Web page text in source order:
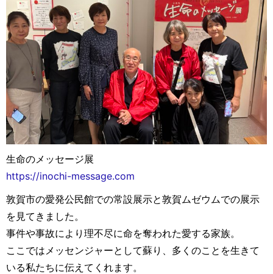
生命のメッセージ展
https://inochi-message.com
敦賀市の愛発公民館での常設展示と敦賀ムゼウムでの展示
を見てきました。
事件や事故により理不尽に命を奪われた愛する家族。
ここではメッセンジャーとして蘇り、多くのことを生きて
いる私たちに伝えてくれます。